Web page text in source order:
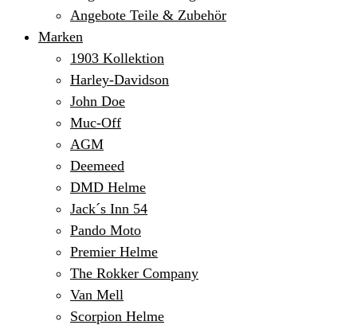
Angebote Teile & Zubehör
Marken
1903 Kollektion
Harley-Davidson
John Doe
Muc-Off
AGM
Deemeed
DMD Helme
Jack´s Inn 54
Pando Moto
Premier Helme
The Rokker Company
Van Mell
Scorpion Helme